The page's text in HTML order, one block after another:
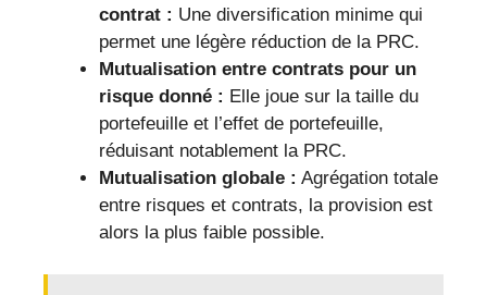
contrat : Une diversification minime qui
permet une légère réduction de la PRC.
Mutualisation entre contrats pour un
risque donné : Elle joue sur la taille du
portefeuille et l’effet de portefeuille,
réduisant notablement la PRC.
Mutualisation globale : Agrégation totale
entre risques et contrats, la provision est
alors la plus faible possible.